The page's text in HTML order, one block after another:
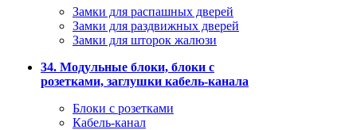
Замки для распашных дверей
Замки для раздвижных дверей
Замки для шторок жалюзи
34. Модульные блоки, блоки с
розетками, заглушки кабель-канала
Блоки с розетками
Кабель-канал